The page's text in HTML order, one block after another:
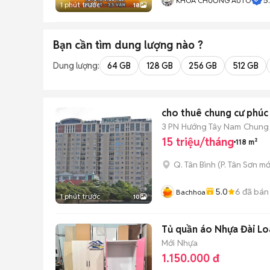
1 phút trước 18
Bạn cần tìm dung lượng nào ?
Dung lượng: 64 GB 128 GB 256 GB 512 GB
1 phút trước 10
cho thuê chung cư phúc
3 PN Hướng Tây Nam
15 triệu/tháng 118 m²
Q. Tân Bình (P. Tân Sơn
Bachhoa 5.0 6 đã bán
Tủ quần áo Nhựa Đài
Mới Nhựa
1.150.000 đ